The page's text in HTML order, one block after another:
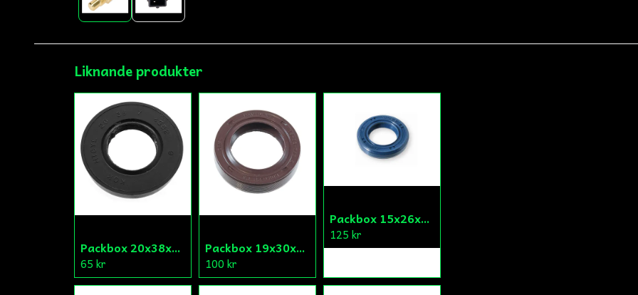
Liknande produkter
Packbox 20x38x7 Vevparti Derbi (original)
65 kr
Packbox 19x30x6,5 Vevparti Vä Aprilia/Derbi/Gilera (original)
100 kr
Packbox 15x26x5 Kick Aprilia/Derbi/Gilera (original)
125 kr